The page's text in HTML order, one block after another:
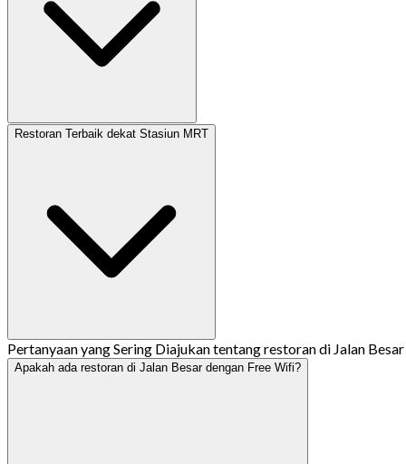
Restoran Terbaik dekat Stasiun MRT
Pertanyaan yang Sering Diajukan tentang restoran di Jalan Besar
Apakah ada restoran di Jalan Besar dengan Free Wifi?